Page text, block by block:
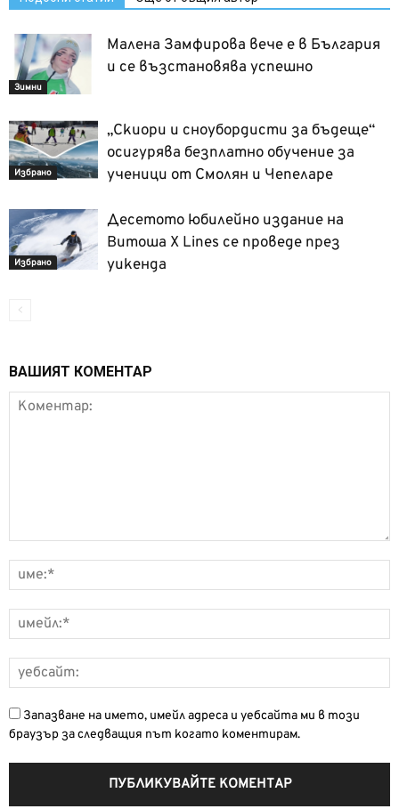
Зимни
Малена Замфирова вече е в България
и се възстановява успешно
Избрано
„Скиори и сноубордисти за бъдеще“
осигурява безплатно обучение за
ученици от Смолян и Чепеларе
Избрано
Десетото юбилейно издание на
Витоша X Lines се проведе през
уикенда
ВАШИЯТ КОМЕНТАР
Запазване на името, имейл адреса и уебсайта ми в този
браузър за следващия път когато коментирам.